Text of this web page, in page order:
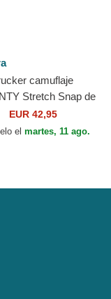
camuflaje
Stretch Snap de
F1 Team
1 de New Era
EUR 42,95
el martes, 11 ago.